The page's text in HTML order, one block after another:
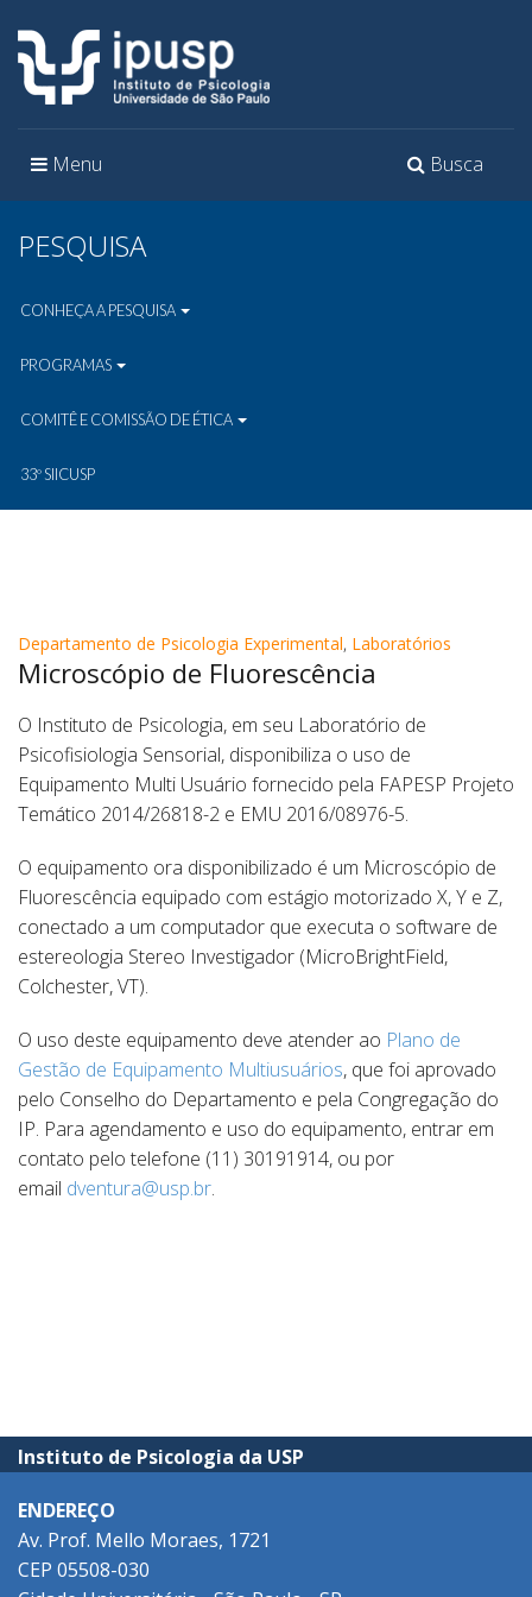
Toggle
Busca
Toggle
Menu
PESQUISA
CONHEÇA A PESQUISA
PROGRAMAS
COMITÊ E COMISSÃO DE ÉTICA
33º SIICUSP
Departamento de Psicologia Experimental, Laboratórios
Microscópio de Fluorescência
O Instituto de Psicologia, em seu Laboratório de
Psicofisiologia Sensorial, disponibiliza o uso de
Equipamento Multi Usuário fornecido pela FAPESP Projeto
Temático 2014/26818-2 e EMU 2016/08976-5.
O equipamento ora disponibilizado é um Microscópio de
Fluorescência equipado com estágio motorizado X, Y e Z,
conectado a um computador que executa o software de
estereologia Stereo Investigador (MicroBrightField,
Colchester, VT).
O uso deste equipamento deve atender ao Plano de
Gestão de Equipamento Multiusuários, que foi aprovado
pelo Conselho do Departamento e pela Congregação do
IP. Para agendamento e uso do equipamento, entrar em
contato pelo telefone (11) 30191914, ou por
email dventura@usp.br.
Instituto de Psicologia da USP
ENDEREÇO
Av. Prof. Mello Moraes, 1721
CEP 05508-030